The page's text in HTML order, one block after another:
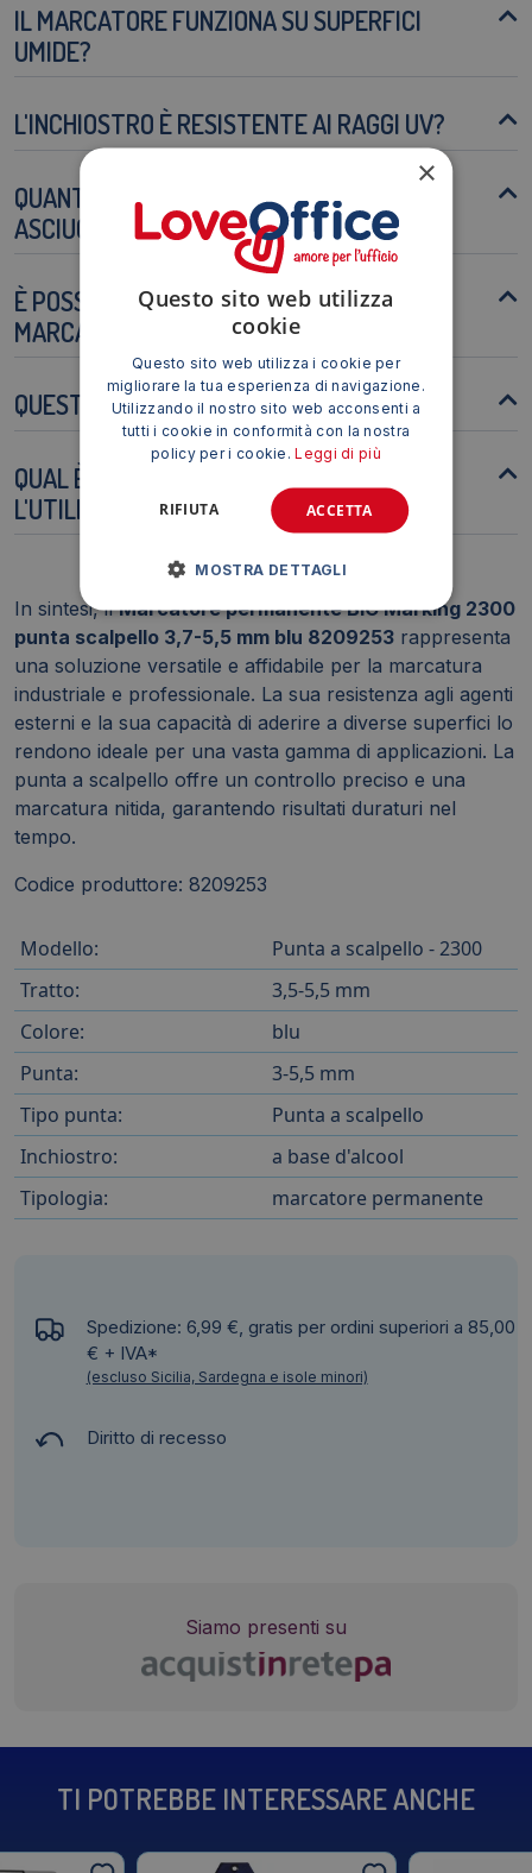
IL MARCATORE FUNZIONA SU SUPERFICI
UMIDE?
L'INCHIOSTRO È RESISTENTE AI RAGGI UV?
QUANTO TEMPO IMPIEGA L'INCHIOSTRO AD
ASCIUGARE?
È POSSIBILE UTILIZZARE QUESTO
MARCATORE SU PLASTICA?
QUESTO PRODOTTO È RICAMBIABILE?
QUAL È LA TEMPERATURA IDEALE PER
L'UTILIZZO?
In sintesi, ilMarcatore permanente BIC Marking 2300
punta scalpello 3,7-5,5 mm blu 8209253 rappresenta
una soluzione versatile e affidabile per la marcatura
industriale e professionale. La sua resistenza agli agenti
esterni e la sua capacità di aderire a diverse superfici lo
rendono ideale per una vasta gamma di applicazioni. La
punta a scalpello offre un controllo preciso e una
marcatura nitida, garantendo risultati duraturi nel
tempo.
Codice produttore: 8209253
Modello:
Punta a scalpello - 2300
Tratto:
3,5-5,5 mm
Colore:
blu
Punta:
3-5,5 mm
Tipo punta:
Punta a scalpello
Inchiostro:
a base d'alcool
Tipologia:
marcatore permanente
Spedizione: 6,99 €, gratis per ordini superiori a 85,00
€ + IVA*
(escluso Sicilia, Sardegna e isole minori)
Diritto di recesso
Siamo presenti su
TI POTREBBE INTERESSARE ANCHE
×
Questo sito web utilizza
cookie
Questo sito web utilizza i cookie per
migliorare la tua esperienza di navigazione.
Utilizzando il nostro sito web acconsenti a
tutti i cookie in conformità con la nostra
policy per i cookie.Leggi di più
ACCETTA
RIFIUTA
MOSTRA DETTAGLI